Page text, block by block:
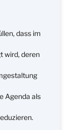
dass im
wird, deren
Agenda als